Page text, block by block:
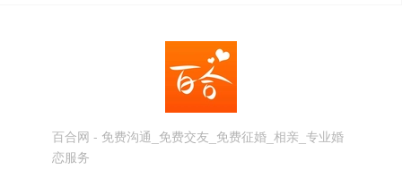
百合网 - 免费沟通_免费交友_免费征婚_相亲_专业婚
恋服务